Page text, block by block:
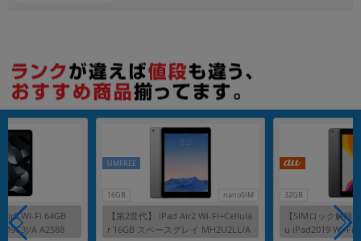
Wi-Fi 64GB
A A2588
16GB nanoSIM
SIMFREE
【第2世代】 iPad Air2 Wi-Fi+Cellula
r 16GB スペースグレイ MH2U2LL/A
32GB
【SIMロック解除
u iPad2019 Wi-